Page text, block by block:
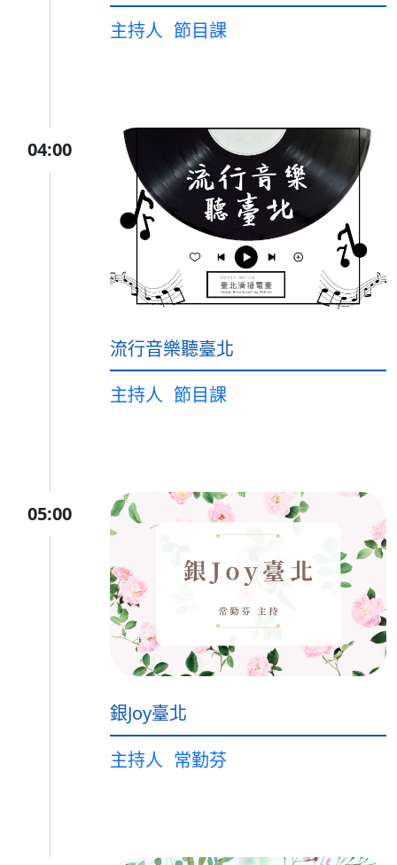
主持人 節目課
04:00
流行音樂聽臺北
主持人 節目課
05:00
銀Joy臺北
主持人 常勤芬